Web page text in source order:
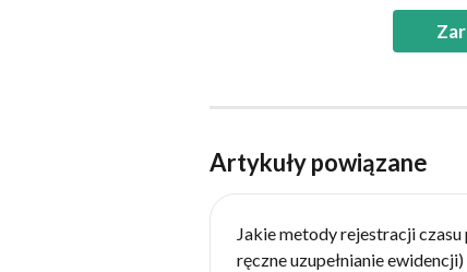
Artykuły powiązane
Jakie metody rejestracji czasu
ręczne uzupełnianie ewidencji)